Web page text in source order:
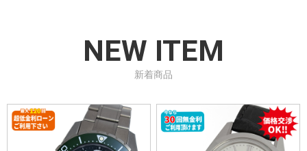
NEW ITEM
新着商品